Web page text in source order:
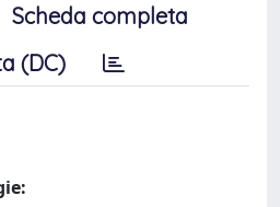
Scheda completa
(DC)